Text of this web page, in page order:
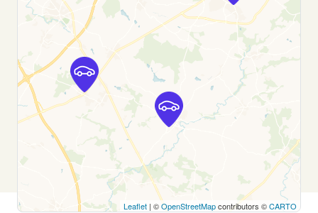
Leaflet | ©OpenStreetMapcontributors ©CARTO